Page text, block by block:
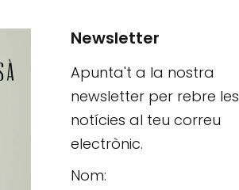
Newsletter
Apunta't a la nostra
newsletter per rebre les
notícies al teu correu
electrònic.
Nom: